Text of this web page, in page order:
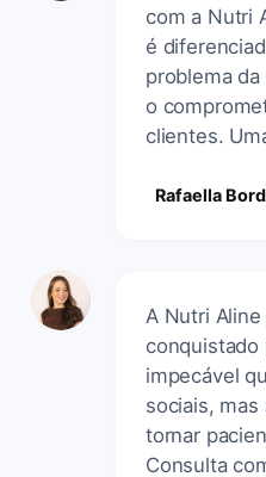
com a Nutri
é
problema
o
clientes.
Rafaella
A Nutri
impecável
sociais,
tornar
Consulta